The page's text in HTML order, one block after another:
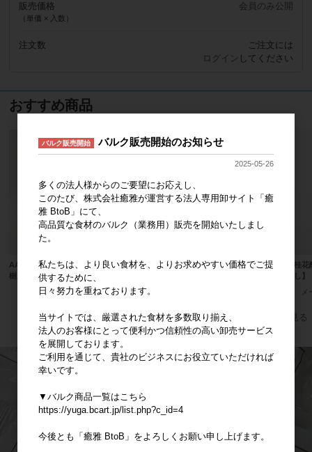
販売価格
（単価 × 入数）
会員のみ公開
注文数
ご注文には
ログイン してください
おすすめ商品
AAグレード 阿克蘇(Akesu) なつめ
樹上熟成 半生乾燥果実
メーカー希望小売価格
780円
つまみ棗 (皮剥き・種ぬき) 個包装あ
宮廷桂
グなし】
すべてのおすすめ商品を見る
バルク販売開始 バルク販売開始のお知らせ
2025-05-26
多くの法人様からのご要望にお応えし、
このたび、株式会社癒雅が運営する法人専用卸サイト「癒
雅 BtoB」にて、
高品質な食材のバルク（業務用）販売を開始いたしまし
た。
私たちは、より良い食材を、よりお求めやすい価格でご提
供するために、
日々努力を重ねております。
当サイトでは、厳選された食材を多数取り揃え、
法人のお客様にとって便利かつ信頼性の高い卸売サービス
を展開しております。
ご利用を通じて、貴社のビジネスにお役立ていただければ
幸いです。
▼バルク商品一覧はこちら
https://yuga.bcart.jp/list.php?c_id=4
今後とも「癒雅 BtoB」をよろしくお願い申し上げます。